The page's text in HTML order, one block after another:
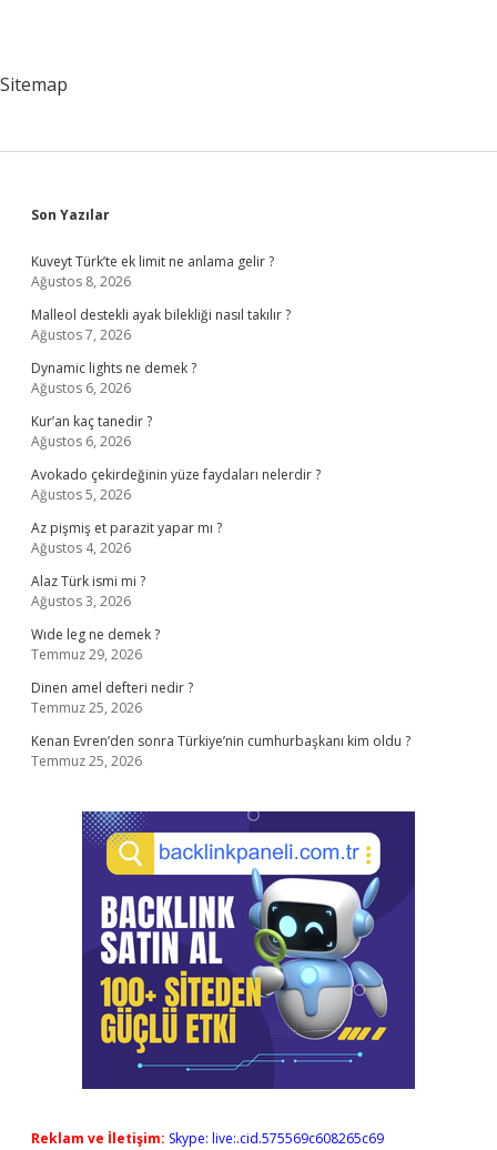
Sitemap
Sidebar
Son Yazılar
Kuveyt Türk’te ek limit ne anlama gelir ?
Ağustos 8, 2026
Malleol destekli ayak bilekliği nasıl takılır ?
Ağustos 7, 2026
Dynamic lights ne demek ?
Ağustos 6, 2026
Kur’an kaç tanedir ?
Ağustos 6, 2026
Avokado çekirdeğinin yüze faydaları nelerdir ?
Ağustos 5, 2026
Az pişmiş et parazit yapar mı ?
Ağustos 4, 2026
Alaz Türk ismi mi ?
Ağustos 3, 2026
Wıde leg ne demek ?
Temmuz 29, 2026
Dinen amel defteri nedir ?
Temmuz 25, 2026
Kenan Evren’den sonra Türkiye’nin cumhurbaşkanı kim oldu ?
Temmuz 25, 2026
Reklam ve İletişim: Skype: live:.cid.575569c608265c69